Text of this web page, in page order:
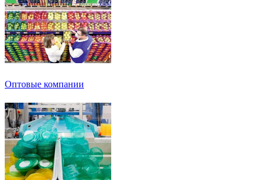
Оптовые компании